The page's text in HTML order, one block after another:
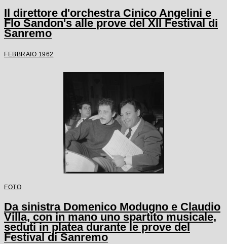
Il direttore d'orchestra Cinico Angelini e
Flo Sandon's alle prove del XII Festival di
Sanremo
FEBBRAIO 1962
FOTO
Da sinistra Domenico Modugno e Claudio
Villa, con in mano uno spartito musicale,
seduti in platea durante le prove del
Festival di Sanremo